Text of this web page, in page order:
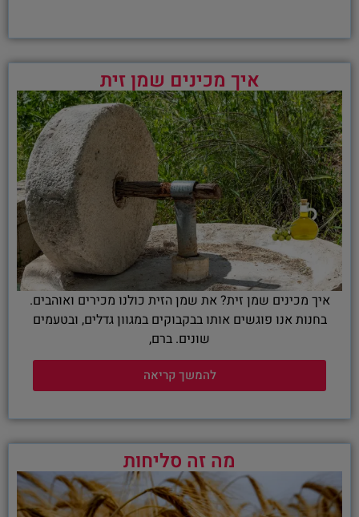
איך מכינים שמן זית
איך מכינים שמן זית? את שמן הזית כולנו מכירים ואוהבים.
בחנות אנו פוגשים אותו בבקבוקים במגוון גדלים, ובטעמים
שונים. ברם,
להמשך קריאה
מה זה סליחות